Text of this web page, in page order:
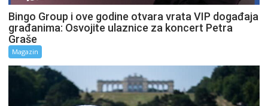
Bingo Group i ove godine otvara vrata VIP događaja
građanima: Osvojite ulaznice za koncert Petra
Graše
Magazin